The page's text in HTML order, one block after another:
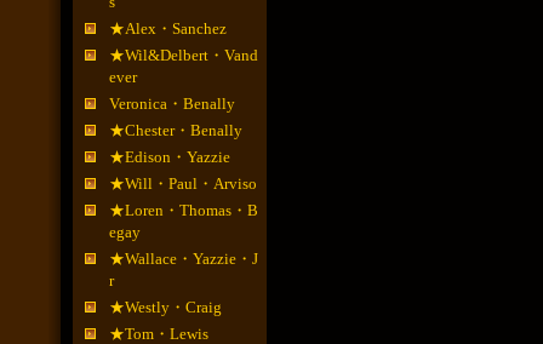
★Alex・Sanchez
★Wil&Delbert・Vand
ever
Veronica・Benally
★Chester・Benally
★Edison・Yazzie
★Will・Paul・Arviso
★Loren・Thomas・B
egay
★Wallace・Yazzie・J
r
★Westly・Craig
★Tom・Lewis